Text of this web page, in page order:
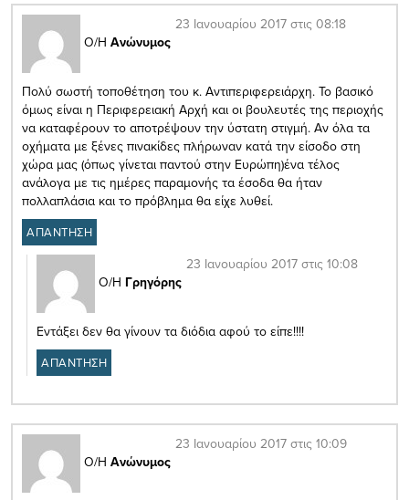
Ο/Η Ανώνυμος
23 Ιανουαρίου 2017 στις 08:18
Πολύ σωστή τοποθέτηση του κ. Αντιπεριφερειάρχη. Το βασικό
όμως είναι η Περιφερειακή Αρχή και οι βουλευτές της περιοχής
να καταφέρουν το αποτρέψουν την ύστατη στιγμή. Αν όλα τα
οχήματα με ξένες πινακίδες πλήρωναν κατά την είσοδο στη
χώρα μας (όπως γίνεται παντού στην Ευρώπη)ένα τέλος
ανάλογα με τις ημέρες παραμονής τα έσοδα θα ήταν
πολλαπλάσια και το πρόβλημα θα είχε λυθεί.
ΑΠΑΝΤΗΣΗ
Ο/Η Γρηγόρης
23 Ιανουαρίου 2017 στις 10:08
Εντάξει δεν θα γίνουν τα διόδια αφού το είπε!!!!
ΑΠΑΝΤΗΣΗ
Ο/Η Ανώνυμος
23 Ιανουαρίου 2017 στις 10:09